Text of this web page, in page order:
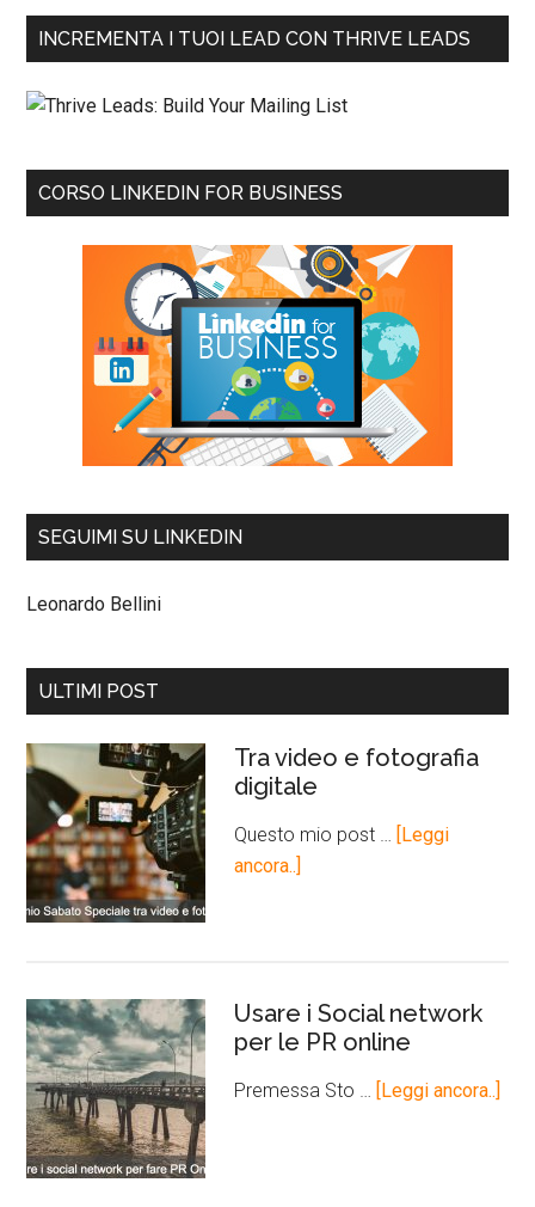
INCREMENTA I TUOI LEAD CON THRIVE LEADS
CORSO LINKEDIN FOR BUSINESS
SEGUIMI SU LINKEDIN
Leonardo Bellini
ULTIMI POST
Tra video e fotografia
digitale
Questo mio post …
[Leggi
ancora..]
Usare i Social network
per le PR online
Premessa Sto … [Leggi ancora..]